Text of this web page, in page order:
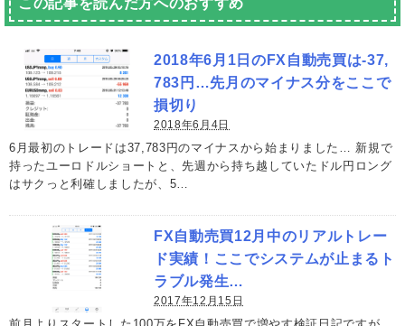
2018年6月1日のFX自動売買は-37,
783円…先月のマイナス分をここで
損切り
2018年6月4日
6月最初のトレードは37,783円のマイナスから始まりました… 新規で
持ったユーロドルショートと、先週から持ち越していたドル円ロング
はサクっと利確しましたが、5…
FX自動売買12月中のリアルトレー
ド実績！ここでシステムが止まるト
ラブル発生…
2017年12月15日